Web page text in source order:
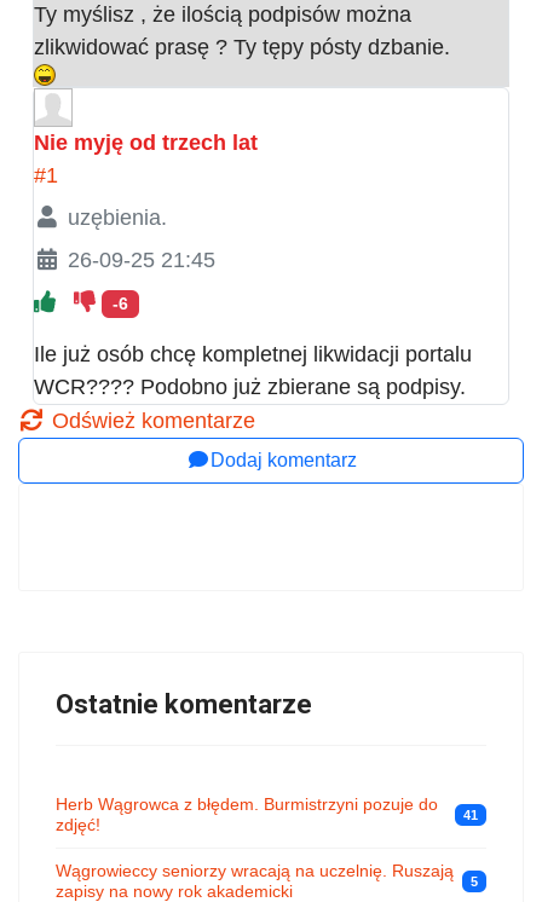
Ty myślisz , że ilością podpisów można
zlikwidować prasę ? Ty tępy pósty dzbanie.
Nie myję od trzech lat
#1
uzębienia.
26-09-25 21:45
-6
Ile już osób chcę kompletnej likwidacji portalu
WCR???? Podobno już zbierane są podpisy.
Odśwież komentarze
Dodaj komentarz
Ostatnie komentarze
Herb Wągrowca z błędem. Burmistrzyni pozuje do
zdjęć!
41
Wągrowieccy seniorzy wracają na uczelnię. Ruszają
zapisy na nowy rok akademicki
5